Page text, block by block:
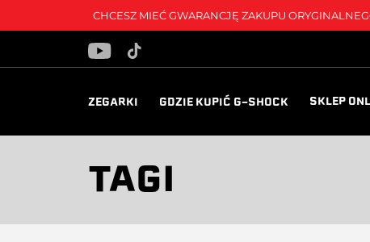
CHCESZ MIEĆ GWARANCJĘ ZAKUPU
ZEGARKI GDZIE KUPIĆ G-SHOCK SKLEP
TAGI